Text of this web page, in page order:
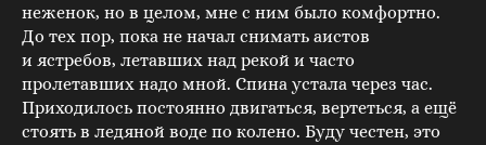
неженок, но в целом, мне с ним было комфортно.
До тех пор, пока не начал снимать аистов
и ястребов, летавших над рекой и часто
пролетавших надо мной. Спина устала через час.
Приходилось постоянно двигаться, вертеться, а ещё
стоять в ледяной воде по колено. Буду честен, это